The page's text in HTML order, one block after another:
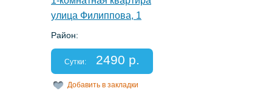
улица Филиппова, 1
Район:
Спальных мест: 3
Отчетные документы: есть
Сутки: 2490 р.
Добавить в закладки